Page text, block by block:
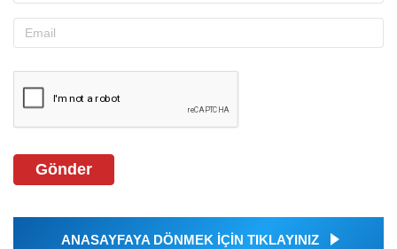
Gönder
ANASAYFAYA DÖNMEK İÇİN TIKLAYINIZ